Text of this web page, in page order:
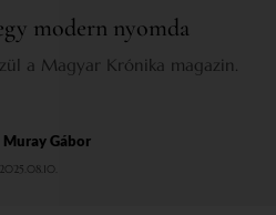
modern nyomda
a Magyar Krónika magazin.
Muray Gábor
2025.08.10.